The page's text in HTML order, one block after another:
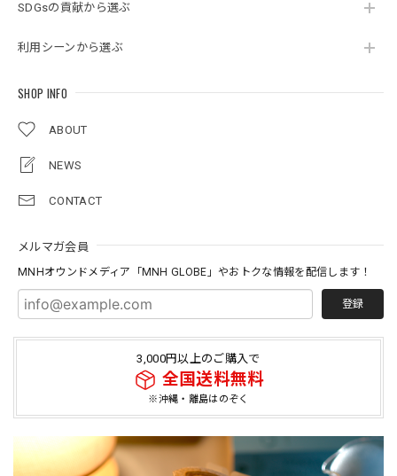
SDGsの貢献から選ぶ
利用シーンから選ぶ
SHOP INFO
ABOUT
NEWS
CONTACT
メルマガ会員
MNHオウンドメディア「MNH GLOBE」やおトクな情報を配信します！
登録
3,000円以上のご購入で
全国送料無料
※沖縄・離島はのぞく